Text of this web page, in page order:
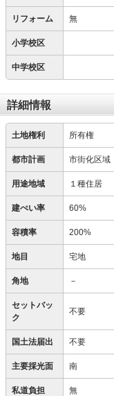
リフォーム 無
小学校区
中学校区
詳細情報
土地権利 所有権
都市計画 市街化区域
用途地域 １種住居
建ぺい率 60%
容積率 200%
地目 宅地
角地 －
セットバッ
ク
不要
国土法届出 不要
主要採光面 南
私道負担 無